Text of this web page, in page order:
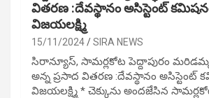
వితరణ :దేవస్థానం అసిస్టెంట్
విజయలక్ష్మి
15/11/2024 SIRA NEWS
సిరాన్యూస్, సామర్లకోట పెద్దాపురం
అన్న ప్రసాద వితరణ :దేవస్థానం అసిస్టెంట్
విజయలక్ష్మి * చెక్కును అందజేసిన